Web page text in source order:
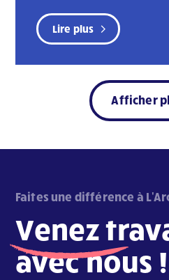
Lire plus
Afficher
Faites une différence à
Venez
avec nous !